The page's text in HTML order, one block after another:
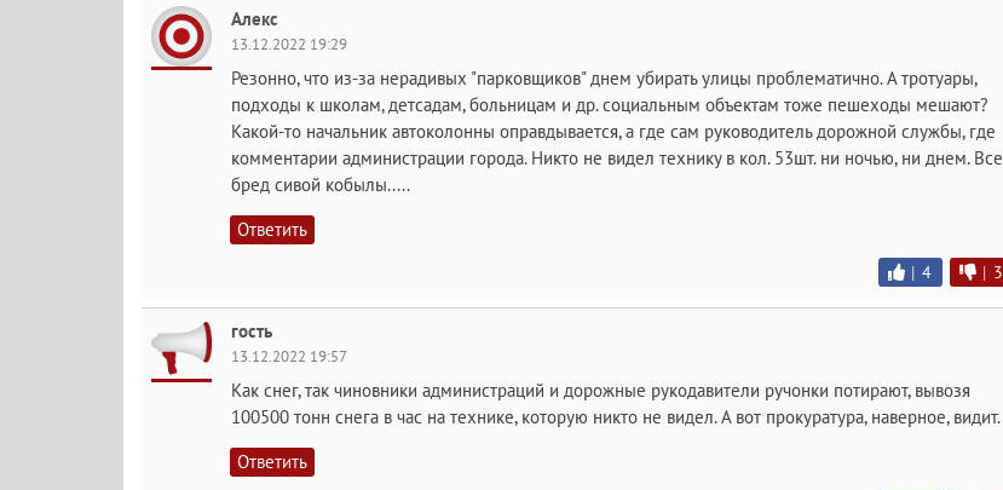
Алекс
13.12.2022 19:29
Резонно, что из-за нерадивых "парковщиков" днем убирать улицы проблематично. А тротуары,
подходы к школам, детсадам, больницам и др. социальным объектам тоже пешеходы мешают?
Какой-то начальник автоколонны оправдывается, а где сам руководитель дорожной службы, где
комментарии администрации города. Никто не видел технику в кол. 53шт. ни ночью, ни днем. Все
бред сивой кобылы.....
Ответить
| 4 | 3
гость
13.12.2022 19:57
Как снег, так чиновники администраций и дорожные рукодавители ручонки потирают, вывозя
100500 тонн снега в час на технике, которую никто не видел. А вот прокуратура, наверное, видит.
Ответить